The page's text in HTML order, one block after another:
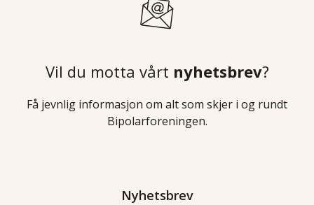
Vil du motta vårt nyhetsbrev?
Få jevnlig informasjon om alt som skjer i og rundt
Bipolarforeningen.
Nyhetsbrev